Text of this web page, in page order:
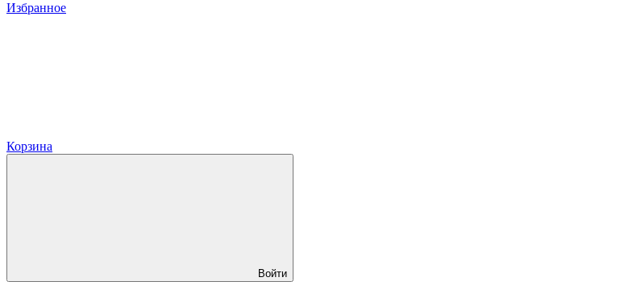
Избранное
Корзина
Войти